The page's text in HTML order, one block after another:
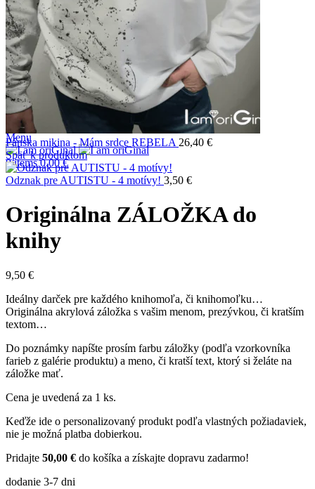
Heslo *
Log in
Zabudnuté heslo
Zapamätať si ma
Vyhľadať
Wishlist
items 0,00€
Menu
0items 0,00€
Pánska mikina - Mám srdce REBELA 26,40 €
Späť k produktom
Odznak pre AUTISTU - 4 motívy! 3,50 €
Originálna ZÁLOŽKA do
knihy
9,50 €
Ideálny darček pre každého knihomoľa, či knihomoľku…
Originálna akrylová záložka s vašim menom, prezývkou, či kratším
textom…
Do poznámky napíšte prosím farbu záložky (podľa vzorkovníka
farieb z galérie produktu) a meno, či kratší text, ktorý si želáte na
záložke mať.
Cena je uvedená za 1 ks.
Keďže ide o personalizovaný produkt podľa vlastných požiadaviek,
nie je možná platba dobierkou.
Pridajte 50,00 € do košíka a získajte dopravu zadarmo!
dodanie 3-7 dni